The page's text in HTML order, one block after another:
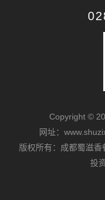
Copyright ©
网址：
版权所有：成都蜀滋香
投